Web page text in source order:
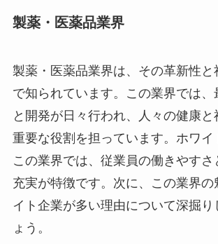
製薬・医薬品業界
製薬・医薬品業界は、その革新性と
で知られています。この業界では、
と開発が日々行われ、人々の健康と
重要な役割を担っています。ホワイ
この業界では、従業員の働きやす
充実が特徴です。次に、この業界の
イト企業が多い理由について深掘り
ょう。